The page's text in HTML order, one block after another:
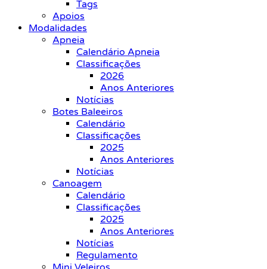
Tags
Apoios
Modalidades
Apneia
Calendário Apneia
Classificações
2026
Anos Anteriores
Notícias
Botes Baleeiros
Calendário
Classificações
2025
Anos Anteriores
Notícias
Canoagem
Calendário
Classificações
2025
Anos Anteriores
Notícias
Regulamento